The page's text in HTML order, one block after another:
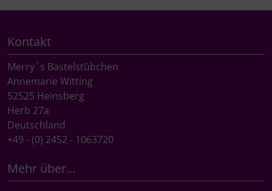
Kontakt
Merry`s Bastelstübchen
Annemarie Witting
52525 Heinsberg
Herb 27a
Deutschland
+49 - (0) 2452 - 1063720
Mehr über...